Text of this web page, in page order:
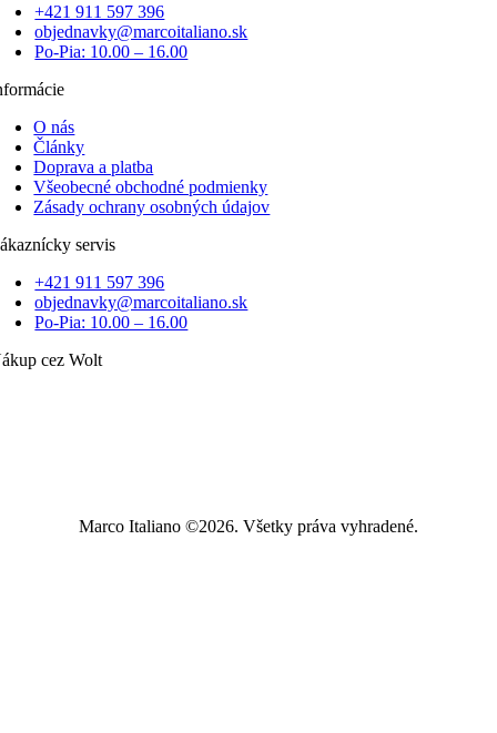
+421 911 597 396
objednavky@marcoitaliano.sk
Po-Pia: 10.00 – 16.00
O nás
Články
Doprava a platba
Všeobecné obchodné podmienky
Zásady ochrany osobných údajov
servis
+421 911 597 396
objednavky@marcoitaliano.sk
Po-Pia: 10.00 – 16.00
cez Wolt
Marco Italiano ©2026. Všetky práva vyhradené.